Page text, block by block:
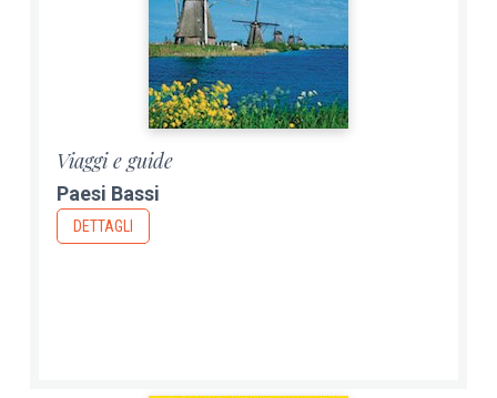
Viaggi e guide
Paesi Bassi
DETTAGLI